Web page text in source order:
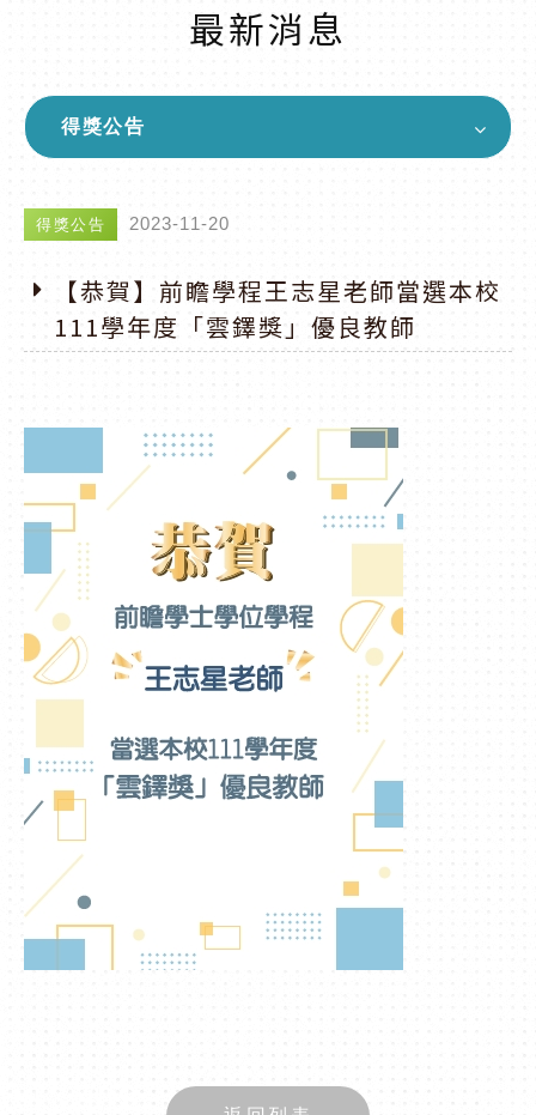
最新消息
得獎公告
得獎公告 2023-11-20
【恭賀】前瞻學程王志星老師當選本校
111學年度「雲鐸獎」優良教師